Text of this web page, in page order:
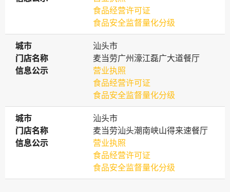
食品经营许可证
食品安全监督量化分级
城市
城市
汕头市
门店名称
门店名称
麦当劳广州濠江磊广大道餐厅
信息公示
信息公示
营业执照
食品经营许可证
食品安全监督量化分级
城市
城市
汕头市
门店名称
门店名称
麦当劳汕头潮南峡山得来速餐厅
信息公示
信息公示
营业执照
食品经营许可证
食品安全监督量化分级